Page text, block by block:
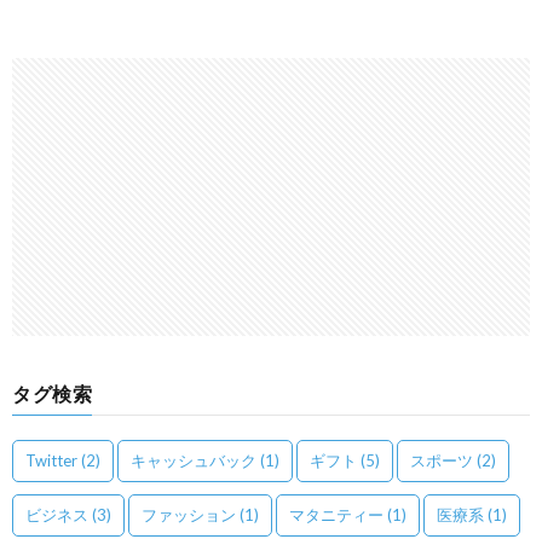
タグ検索
Twitter(2) キャッシュバック (1) ギフト (5) スポーツ (2)
ビジネス (3) ファッション (1) マタニティー (1) 医療系 (1)